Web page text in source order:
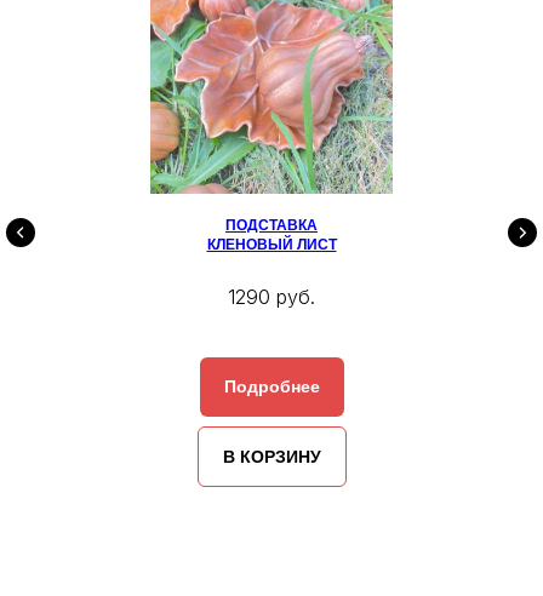
ПОДСТАВКА
КЛЕНОВЫЙ ЛИСТ
1290 руб.
Подробнее
В КОРЗИНУ